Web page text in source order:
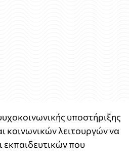
υποστήριξης
κοινωνικών λειτουργών να
εκπαιδευτικών που